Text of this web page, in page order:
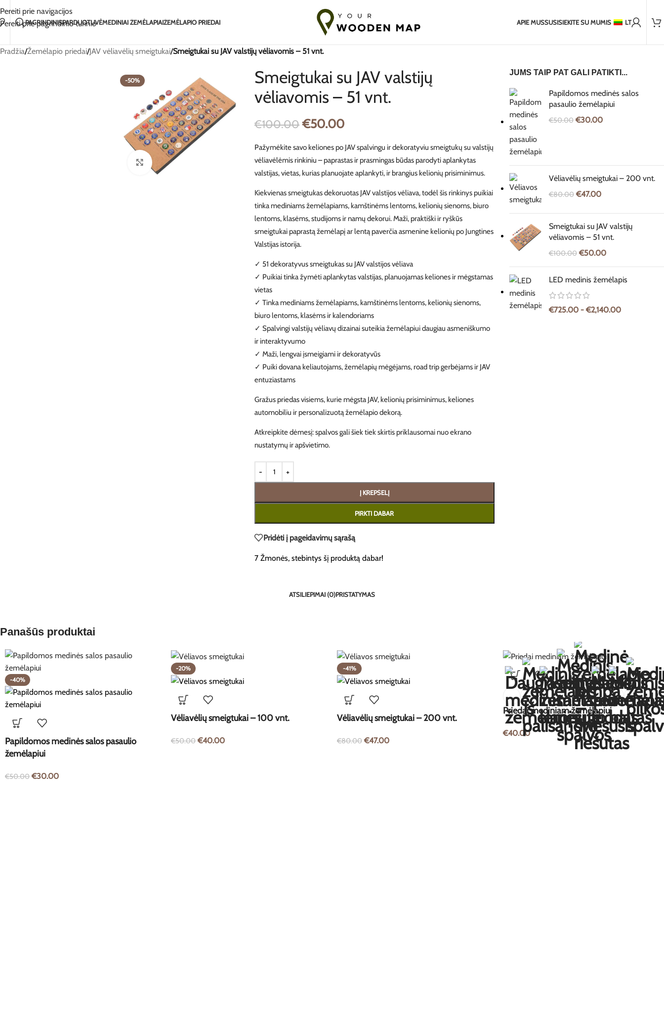
Pereiti prie navigacijos
Pereiti prie pagrindinio turinio
Rankų darbo su meile Lietuvoje 7-14 dienų pristatymas į ES
PAGRINDINISPARDUOTUVĖMEDINIAI ŽEMĖLAPIAIŽEMĖLAPIO PRIEDAI APIE MUSSUSISIEKITE SU MUMIS LT
Pradžia/Žemėlapio priedai/JAV vėliavėlių smeigtukai/Smeigtukai su JAV valstijų vėliavomis – 51 vnt.
-50%
Spustelėkite, jei norite padidinti
Smeigtukai su JAV valstijų
vėliavomis – 51 vnt.
€100.00 €50.00
Pažymėkite savo keliones po JAV spalvingu ir dekoratyviu smeigtukų su valstijų
vėliavėlėmis rinkiniu – paprastas ir prasmingas būdas parodyti aplankytas
valstijas, vietas, kurias planuojate aplankyti, ir brangius kelionių prisiminimus.
Kiekvienas smeigtukas dekoruotas JAV valstijos vėliava, todėl šis rinkinys puikiai
tinka mediniams žemėlapiams, kamštinėms lentoms, kelionių sienoms, biuro
lentoms, klasėms, studijoms ir namų dekorui. Maži, praktiški ir ryškūs
smeigtukai paprastą žemėlapį ar lentą paverčia asmenine kelionių po Jungtines
Valstijas istorija.
✓ 51 dekoratyvus smeigtukas su JAV valstijos vėliava
✓ Puikiai tinka žymėti aplankytas valstijas, planuojamas keliones ir mėgstamas
vietas
✓Tinka mediniams žemėlapiams, kamštinėms lentoms, kelionių sienoms,
biuro lentoms, klasėms ir kalendoriams
✓Spalvingi valstijų vėliavų dizainai suteikia žemėlapiui daugiau asmeniškumo
ir interaktyvumo
✓Maži, lengvai įsmeigiami ir dekoratyvūs
✓ Puiki dovana keliautojams, žemėlapių mėgėjams, road trip gerbėjams ir JAV
entuziastams
Gražus priedas visiems, kurie mėgsta JAV, kelionių prisiminimus, keliones
automobiliu ir personalizuotą žemėlapio dekorą.
Atkreipkite dėmesį: spalvos gali šiek tiek skirtis priklausomai nuo ekrano
nustatymų ir apšvietimo.
Į KREPŠELĮ
PIRKTI DABAR
Pridėti į pageidavimų sąrašą
7 Žmonės, stebintys šį produktą dabar!
JUMS TAIP PAT GALI PATIKTI...
Papildomos medinės salos
pasaulio žemėlapiui
€50.00 €30.00
Vėliavėlių smeigtukai – 200 vnt.
€80.00 €47.00
Smeigtukai su JAV valstijų
vėliavomis – 51 vnt.
€100.00 €50.00
LED medinis žemėlapis
€725.00 - €2,140.00
ATSILIEPIMAI (0)PRISTATYMAS
Panašūs produktai
-40%
Papildomos medinės salos pasaulio
žemėlapiui
€50.00 €30.00
-20%
Vėliavėlių smeigtukai – 100 vnt.
€50.00 €40.00
-41%
Vėliavėlių smeigtukai – 200 vnt.
€80.00 €47.00
Priedai mediniam žemėlapiui
€40.00